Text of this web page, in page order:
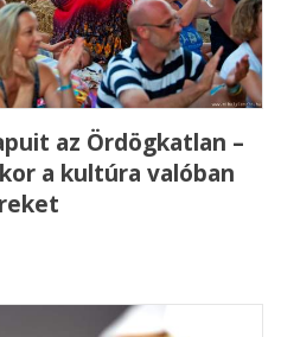
az Ördögkatlan –
a kultúra valóban